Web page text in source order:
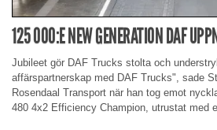
125 000:E NEW GENERATION DAF
Jubileet gör DAF Trucks stolta och
affärspartnerskap med DAF Trucks", sade
Rosendaal Transport när han tog emot
480 4x2 Efficiency Champion, utrustat med